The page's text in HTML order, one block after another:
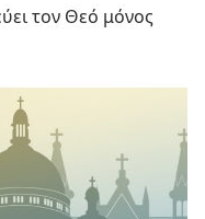
τον Θεό μόνος